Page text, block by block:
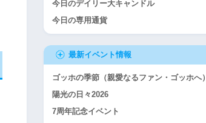
今日のデイリー大キャンドル
今日の専用通貨
最新イベント情報
ゴッホの季節（親愛なるファン・ゴッホへ）
陽光の日々2026
7周年記念イベント